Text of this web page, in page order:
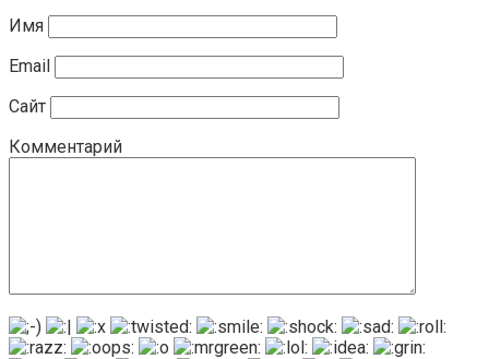
Имя
Email
Сайт
Комментарий